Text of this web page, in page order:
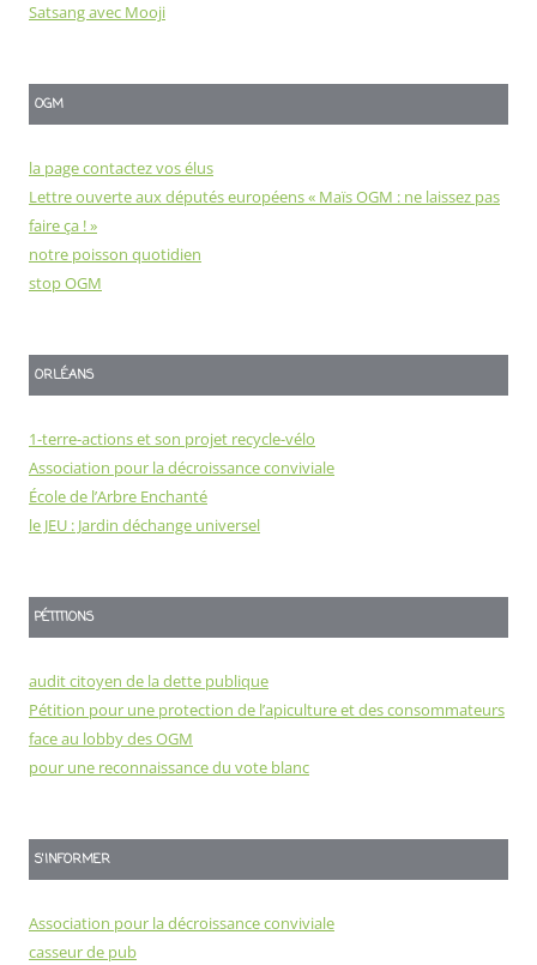
Satsang avec Mooji
OGM
la page contactez vos élus
Lettre ouverte aux députés européens « Maïs OGM : ne laissez pas
faire ça ! »
notre poisson quotidien
stop OGM
ORLÉANS
1-terre-actions et son projet recycle-vélo
Association pour la décroissance conviviale
École de l’Arbre Enchanté
le JEU : Jardin déchange universel
PÉTITIONS
audit citoyen de la dette publique
Pétition pour une protection de l’apiculture et des consommateurs
face au lobby des OGM
pour une reconnaissance du vote blanc
S'INFORMER
Association pour la décroissance conviviale
casseur de pub